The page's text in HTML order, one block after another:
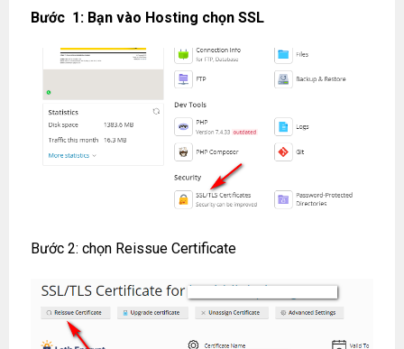
Bước 1: Bạn vào Hosting chọn SSL
Bước 2: chọn Reissue Certificate